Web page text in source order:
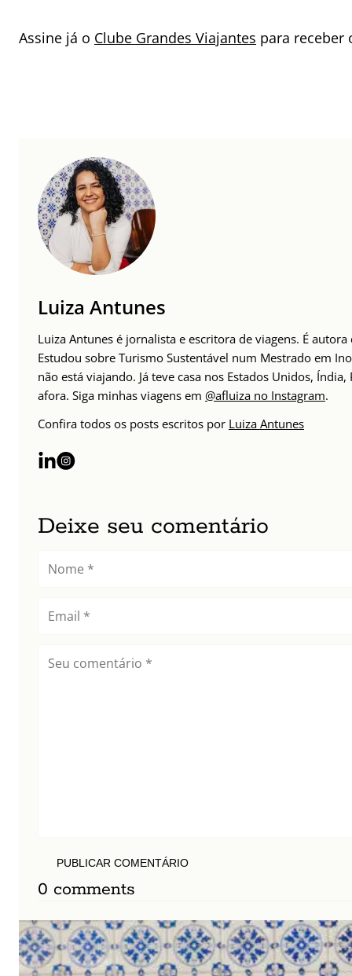
Assine já o Clube Grandes Viajantes para receber
Luiza Antunes
Luiza Antunes é jornalista e escritora de viagens. É
Estudou sobre Turismo Sustentável num Mestrado em
não está viajando. Já teve casa nos Estados Unidos,
afora. Siga minhas viagens em @afluiza no Instagram.
Confira todos os posts escritos por Luiza Antunes
Deixe seu comentário
PUBLICAR COMENTÁRIO
0 comments